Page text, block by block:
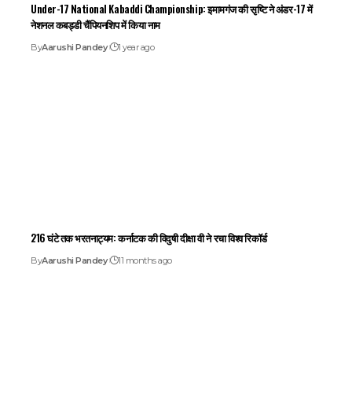
Under-17 National Kabaddi Championship: इमामगंज की सृष्टि ने अंडर-17 में
नेशनल कबड्डी चैंपियनशिप में किया नाम
ByAarushi Pandey 1 year ago
216 घंटे तक भरतनाट्यम: कर्नाटक की विदुषी दीक्षा वी ने रचा विश्व रिकॉर्ड
ByAarushi Pandey 11 months ago